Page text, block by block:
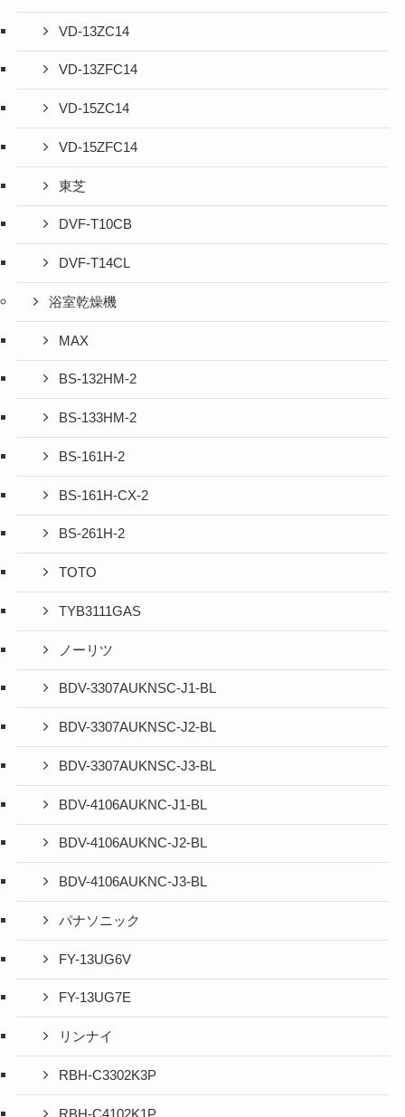
VD-13ZC14
VD-13ZFC14
VD-15ZC14
VD-15ZFC14
東芝
DVF-T10CB
DVF-T14CL
浴室乾燥機
MAX
BS-132HM-2
BS-133HM-2
BS-161H-2
BS-161H-CX-2
BS-261H-2
TOTO
TYB3111GAS
ノーリツ
BDV-3307AUKNSC-J1-BL
BDV-3307AUKNSC-J2-BL
BDV-3307AUKNSC-J3-BL
BDV-4106AUKNC-J1-BL
BDV-4106AUKNC-J2-BL
BDV-4106AUKNC-J3-BL
パナソニック
FY-13UG6V
FY-13UG7E
リンナイ
RBH-C3302K3P
RBH-C4102K1P